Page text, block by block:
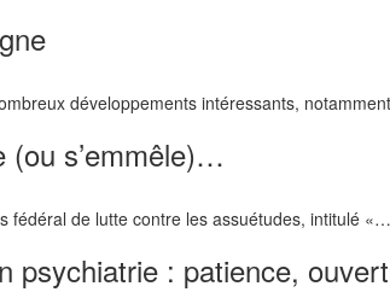
développements intéressants,
(ou s’emmêle)…
fédéral de lutte contre les assuétudes, intitulé «…
psychiatrie : patience,